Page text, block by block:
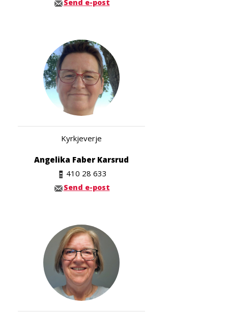
Send e-post
Kyrkjeverje
Angelika Faber Karsrud
410 28 633
Send e-post